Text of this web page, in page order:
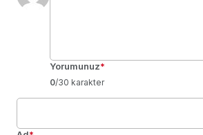
Yorumunuz*
0/30 karakter